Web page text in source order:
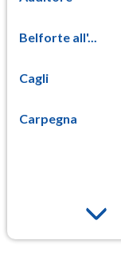
Belforte all'...
Cagli
Carpegna